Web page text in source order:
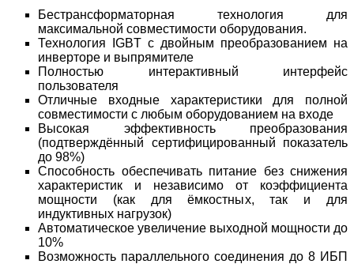
Бестрансформаторная технология для
максимальной совместимости оборудования.
Технология IGBT с двойным преобразованием на
инверторе и выпрямителе
Полностью интерактивный интерфейс
пользователя
Отличные входные характеристики для полной
совместимости с любым оборудованием на входе
Высокая эффективность преобразования
(подтверждённый сертифицированный показатель
до 98%)
Способность обеспечивать питание без снижения
характеристик и независимо от коэффициента
мощности (как для ёмкостных, так и для
индуктивных нагрузок)
Автоматическое увеличение выходной мощности до
10%
Возможность параллельного соединения до 8 ИБП